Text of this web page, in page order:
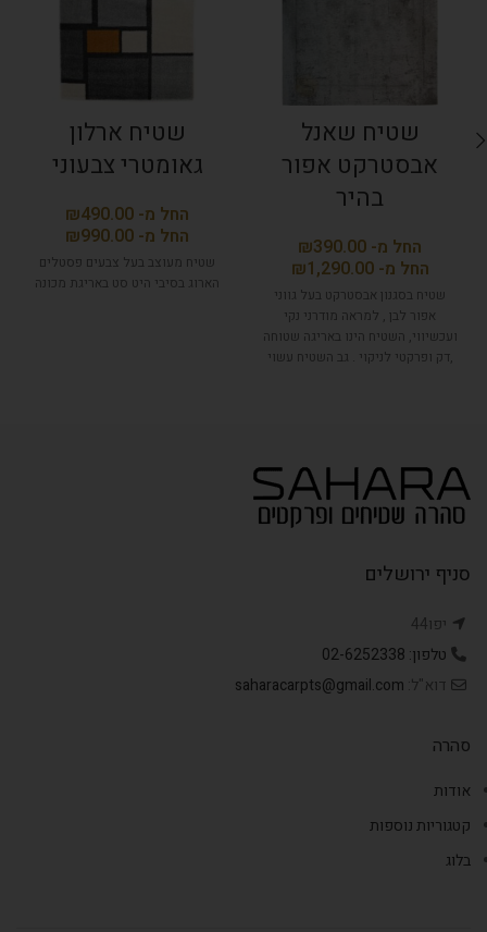
שטיח שאנל
אבסטרקט אפור
בהיר
₪
₪
שטיח בסגנון אבסטרקט בעל גווני
אפור לבן , למראה מודרני נקי
ועכשיווי, השטיח הינו באריגה שטוחה
,דק ופרקטי לניקוי . גב השטיח עשוי
שטיח ארלון
גאומטרי צבעוני
₪
₪
שטיח מעוצב בעל צבעים פסטלים
הארוג בסיבי היט סט באריגת מכונה
סניף ירושלים
יפו44
טלפון: 02-6252338
דוא"ל: saharacarpts@gmail.com
סהרה
אודות
קטגוריות נוספות
בלוג